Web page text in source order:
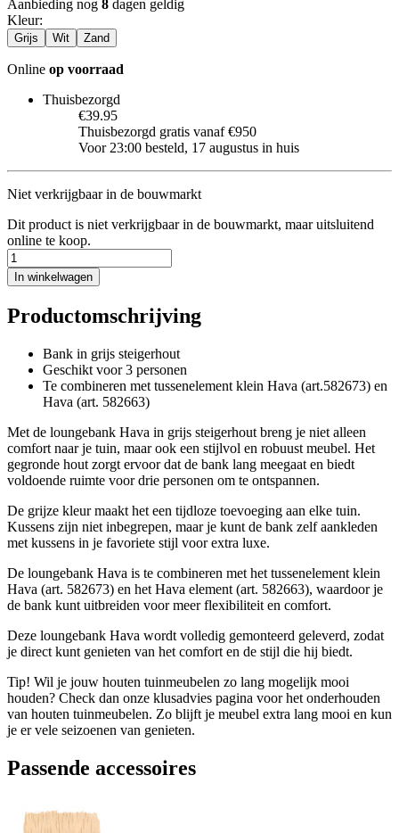
Aanbieding nog 8 dagen geldig
Kleur:
Grijs Wit Zand
Online op voorraad
Thuisbezorgd
€39.95
Thuisbezorgd gratis vanaf €950
Voor 23:00 besteld, 17 augustus in huis
Niet verkrijgbaar in de bouwmarkt
Dit product is niet verkrijgbaar in de bouwmarkt, maar uitsluitend
online te koop.
In winkelwagen
Productomschrijving
Bank in grijs steigerhout
Geschikt voor 3 personen
Te combineren met tussenelement klein Hava (art.582673) en
Hava (art. 582663)
Met de loungebank Hava in grijs steigerhout breng je niet alleen
comfort naar je tuin, maar ook een stijlvol en robuust meubel. Het
gegronde hout zorgt ervoor dat de bank lang meegaat en biedt
voldoende ruimte voor drie personen om te ontspannen.
De grijze kleur maakt het een tijdloze toevoeging aan elke tuin.
Kussens zijn niet inbegrepen, maar je kunt de bank zelf aankleden
met kussens in je favoriete stijl voor extra luxe.
De loungebank Hava is te combineren met het tussenelement klein
Hava (art. 582673) en het Hava element (art. 582663), waardoor je
de bank kunt uitbreiden voor meer flexibiliteit en comfort.
Deze loungebank Hava wordt volledig gemonteerd geleverd, zodat
je direct kunt genieten van het comfort en de stijl die hij biedt.
Tip! Wil je jouw houten tuinmeubelen zo lang mogelijk mooi
houden? Check dan onze klusadvies pagina voor het onderhouden
van houten tuinmeubelen. Zo blijft je meubel extra lang mooi en kun
je er vele seizoenen van genieten.
Passende accessoires